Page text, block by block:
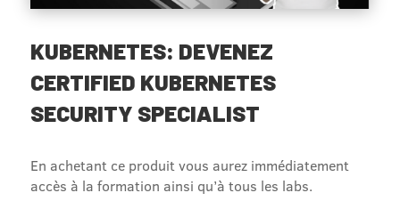
KUBERNETES: DEVENEZ
CERTIFIED KUBERNETES
SECURITY SPECIALIST
En achetant ce produit vous aurez immédiatement
accès à la formation ainsi qu’à tous les labs.